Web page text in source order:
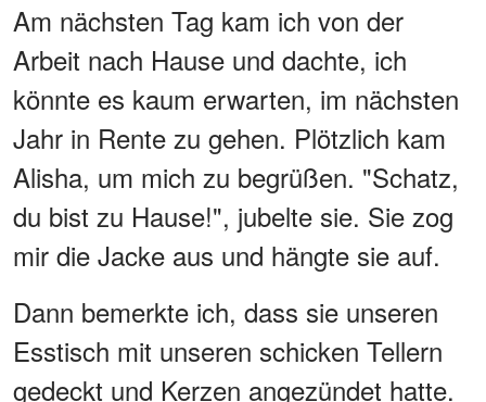
Am nächsten Tag kam ich von der
Arbeit nach Hause und dachte, ich
könnte es kaum erwarten, im nächsten
Jahr in Rente zu gehen. Plötzlich kam
Alisha, um mich zu begrüßen. "Schatz,
du bist zu Hause!", jubelte sie. Sie zog
mir die Jacke aus und hängte sie auf.
Dann bemerkte ich, dass sie unseren
Esstisch mit unseren schicken Tellern
gedeckt und Kerzen angezündet hatte.